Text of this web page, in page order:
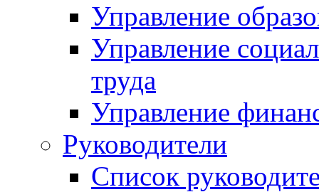
Управление
Управление
труда
Управление
Руководители
Список